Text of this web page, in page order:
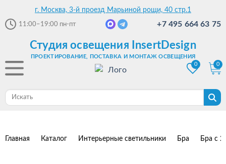
г. Москва, 3-й проезд Марьиной рощи, 40 стр.1
11:00–19:00 пн-пт +7 495 664 63 75
Студия освещения InsertDesign
ПРОЕКТИРОВАНИЕ, ПОСТАВКА И МОНТАЖ ОСВЕЩЕНИЯ
0
0
Главная Каталог Интерьерные светильники Бра Бра с